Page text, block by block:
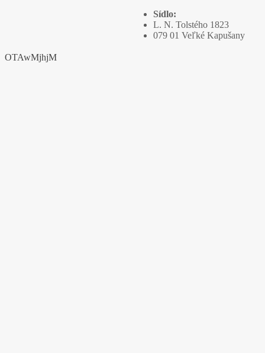
Sídlo:
L. N. Tolstého 1823
079 01 Veľké Kapušany
OTAwMjhjM